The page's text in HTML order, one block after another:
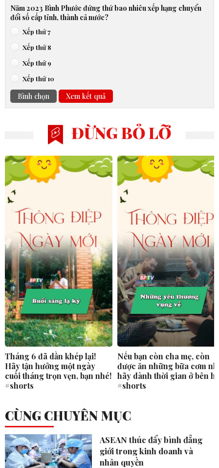
Năm 2023 Bình Phước đứng thứ bao nhiêu xếp hạng chuyển
đổi số cấp tỉnh, thành cả nước?
Xếp thứ 7
Xếp thứ 8
Xếp thứ 9
Xếp thứ 10
Bình chọn Xem kết quả
ĐỪNG BỎ LỠ
Tháng 6 đã dần khép lại!
Hãy tận hưởng một ngày
cuối tháng trọn vẹn, bạn nhé!
#shorts
Nếu bạn còn cha mẹ, còn
được ăn những bữa cơm
hãy dành thời gian ở bên
#shorts
CÙNG CHUYÊN MỤC
ASEAN thúc đẩy bình đẳng
giới trong kinh doanh và
nhân quyền